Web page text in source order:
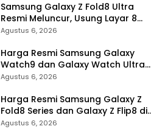
Baru
Samsung Galaxy Z Fold8 Ultra
Resmi Meluncur, Usung Layar 8
Inci, Kamera 200MP dan
Agustus 6, 2026
Harga Resmi Samsung Galaxy
Watch9 dan Galaxy Watch Ultra2
di Indonesia, Mulai Rp5,9 Jutaan
Agustus 6, 2026
Harga Resmi Samsung Galaxy Z
Fold8 Series dan Galaxy Z Flip8 di
Indonesia, Mulai Rp19 Jutaan
Agustus 6, 2026